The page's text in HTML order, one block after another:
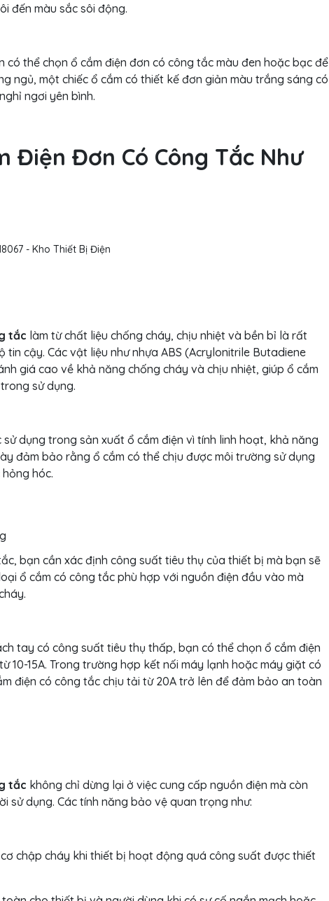
đến màu sắc sôi động.
có thể chọn ổ cắm điện đơn có công tắc màu đen hoặc bạc để
ngủ, một chiếc ổ cắm có thiết kế đơn giản màu trắng sáng có
ngơi yên bình.
Điện Đơn Có Công Tắc Như
tắc làm từ chất liệu chống cháy, chịu nhiệt và bền bỉ là rất
cậy. Các vật liệu như nhựa ABS (Acrylonitrile Butadiene
giá cao về khả năng chống cháy và chịu nhiệt, giúp ổ cắm
sử dụng.
dụng trong sản xuất ổ cắm điện vì tính linh hoạt, khả năng
đảm bảo rằng ổ cắm có thể chịu được môi trường sử dụng
hóc.
bạn cần xác định công suất tiêu thụ của thiết bị mà bạn sẽ
ổ cắm có công tắc phù hợp với nguồn điện đầu vào mà
tay có công suất tiêu thụ thấp, bạn có thể chọn ổ cắm điện
10-15A. Trong trường hợp kết nối máy lạnh hoặc máy giặt có
điện có công tắc chịu tải từ 20A trở lên để đảm bảo an toàn
tắc không chỉ dừng lại ở việc cung cấp nguồn điện mà còn
sử dụng. Các tính năng bảo vệ quan trọng như:
chập cháy khi thiết bị hoạt động quá công suất được thiết